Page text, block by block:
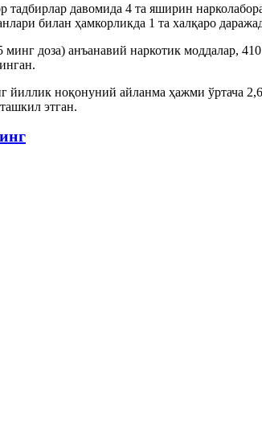
давомида 4 та яширин
билан ҳамкорликда 1 та халқаро
доза) анъанавий наркотик моддалар,
йиллик ноқонуний айланма ҳажми ўртача
этган.